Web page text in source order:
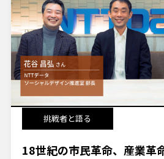
挑戦者と語る
18世紀の市民革命、産業革